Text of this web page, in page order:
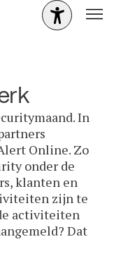
In
Online. Zo
onder de
klanten en
zijn te
activiteiten
Dat